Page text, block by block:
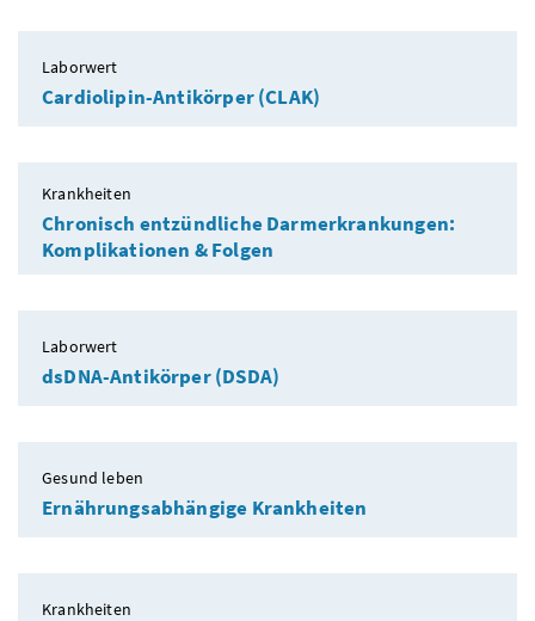
Laborwert
Cardiolipin-Antikörper (CLAK)
Krankheiten
Chronisch entzündliche Darmerkrankungen:
Komplikationen & Folgen
Laborwert
dsDNA-Antikörper (DSDA)
Gesund leben
Ernährungsabhängige Krankheiten
Krankheiten